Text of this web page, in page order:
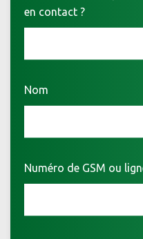
en contact ?
Nom
Numéro de GSM ou